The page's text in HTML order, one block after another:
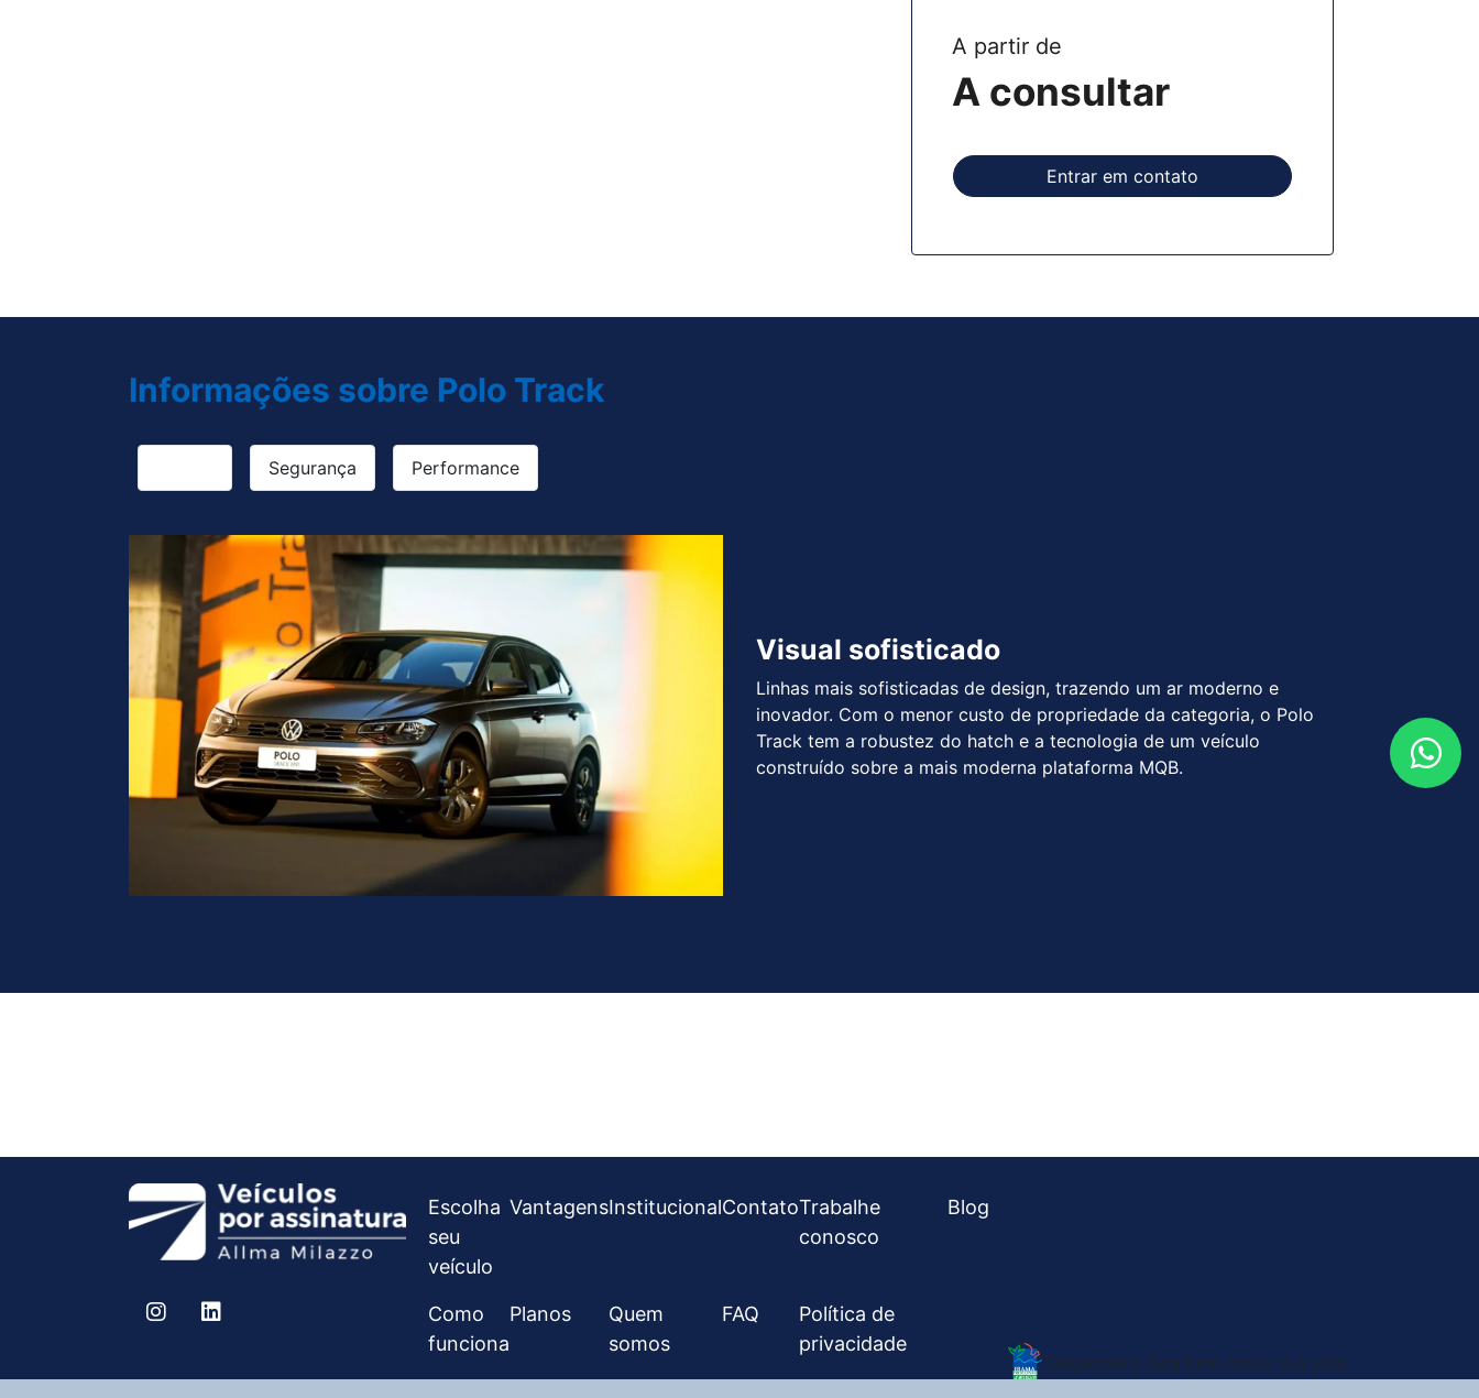
A partir de
A consultar
Entrar em contato
Informações sobre Polo Track
Segurança Performance
Visual sofisticado
Linhas mais sofisticadas de design, trazendo um ar moderno e
inovador. Com o menor custo de propriedade da categoria, o Polo
Track tem a robustez do hatch e a tecnologia de um veículo
construído sobre a mais moderna plataforma MQB.
Escolha
seu
veículo
Como
funciona
Vantagens
Planos
Institucional
Quem
somos
Contato
FAQ
Trabalhe
conosco
Política de
privacidade
Blog
Desacelere. Seu bem maior é a vida.